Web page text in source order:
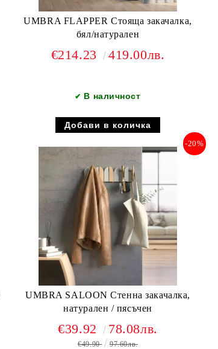
UMBRA FLAPPER Стояща закачалка,
бял/натурален
€214.23 419.00лв.
✔ В наличност
UMBRA SALOON Стенна закачалка,
натурален / пясъчен
-20%
€39.92 78.08лв.
€49.90 97.60лв.